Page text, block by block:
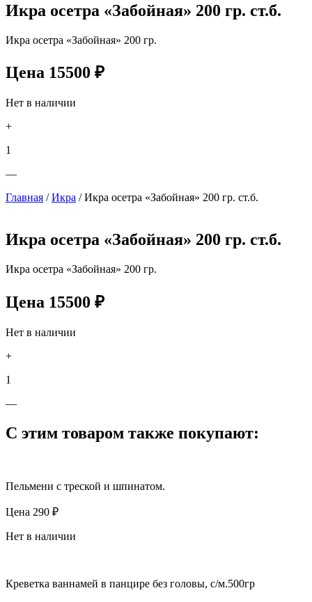
Икра осетра «Забойная» 200 гр. ст.б.
Икра осетра «Забойная» 200 гр.
Цена 15500 ₽
Нет в наличии
+
1
—
Главная /Икра / Икра осетра «Забойная» 200 гр. ст.б.
Икра осетра «Забойная» 200 гр. ст.б.
Икра осетра «Забойная» 200 гр.
Цена 15500 ₽
Нет в наличии
+
1
—
С этим товаром также покупают:
Пельмени с треской и шпинатом.
Цена 290 ₽
Нет в наличии
Креветка ваннамей в панцире без головы, с/м.500гр